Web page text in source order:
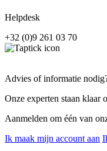
Helpdesk
+32 (0)9 261 03 70
Advies of informatie
Onze experten staan klaar
Aanmelden om één van
Ik maak mijn account aan